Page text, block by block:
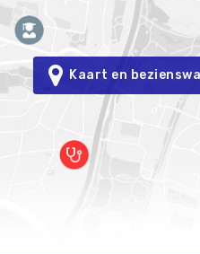
Kaart en